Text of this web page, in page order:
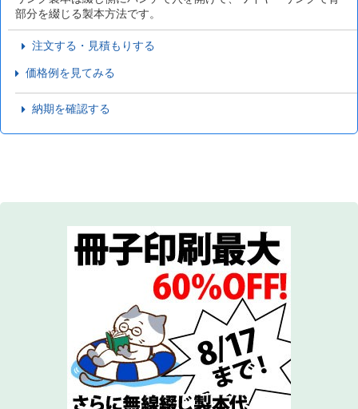
部分を綴じる製本方法です。
注文する・見積もりする
価格例を見てみる
納期を確認する